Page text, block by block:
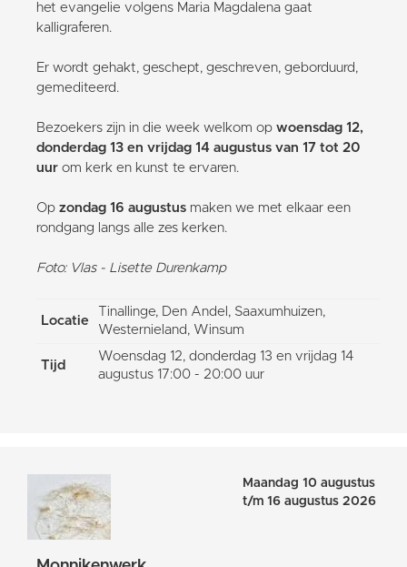
het evangelie volgens Maria Magdalena gaat
kalligraferen.
Er wordt gehakt, geschept, geschreven, geborduurd,
gemediteerd.
Bezoekers zijn in die week welkom op woensdag 12,
donderdag 13 en vrijdag 14 augustus van 17 tot 20
uur om kerk en kunst te ervaren.
Op zondag 16 augustus maken we met elkaar een
rondgang langs alle zes kerken.
Foto: Vlas - Lisette Durenkamp
Locatie
Tinallinge, Den Andel, Saaxumhuizen,
Westernieland, Winsum
Tijd
Woensdag 12, donderdag 13 en vrijdag 14
augustus 17:00 - 20:00 uur
Maandag 10 augustus
t/m 16 augustus 2026